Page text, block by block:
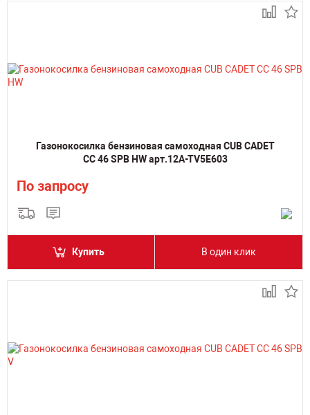
Газонокосилка бензиновая самоходная CUB CADET
CC 46 SPB HW арт.12A-TV5E603
По запросу
Купить В один клик